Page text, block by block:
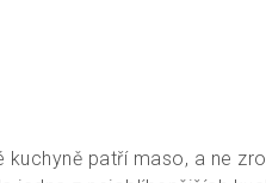
kuchyně patří maso, a ne